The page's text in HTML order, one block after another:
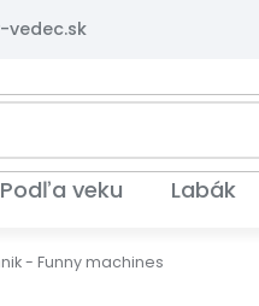
vedec.sk
Podľa veku Labák
- Funny machines